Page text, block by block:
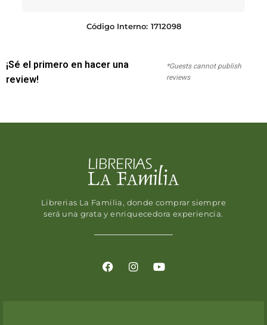
Código Interno: 1712098
¡Sé el primero en hacer una
review!
*Guests cannot publish
reviews
Librerias La Familia, donde comprar siempre
será una grata y enriquecedora experiencia.